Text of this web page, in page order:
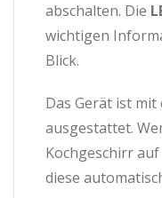
abschalten. Die
wichtigen
Blick.
Das Gerät ist mit
ausgestattet.
Kochgeschirr
diese